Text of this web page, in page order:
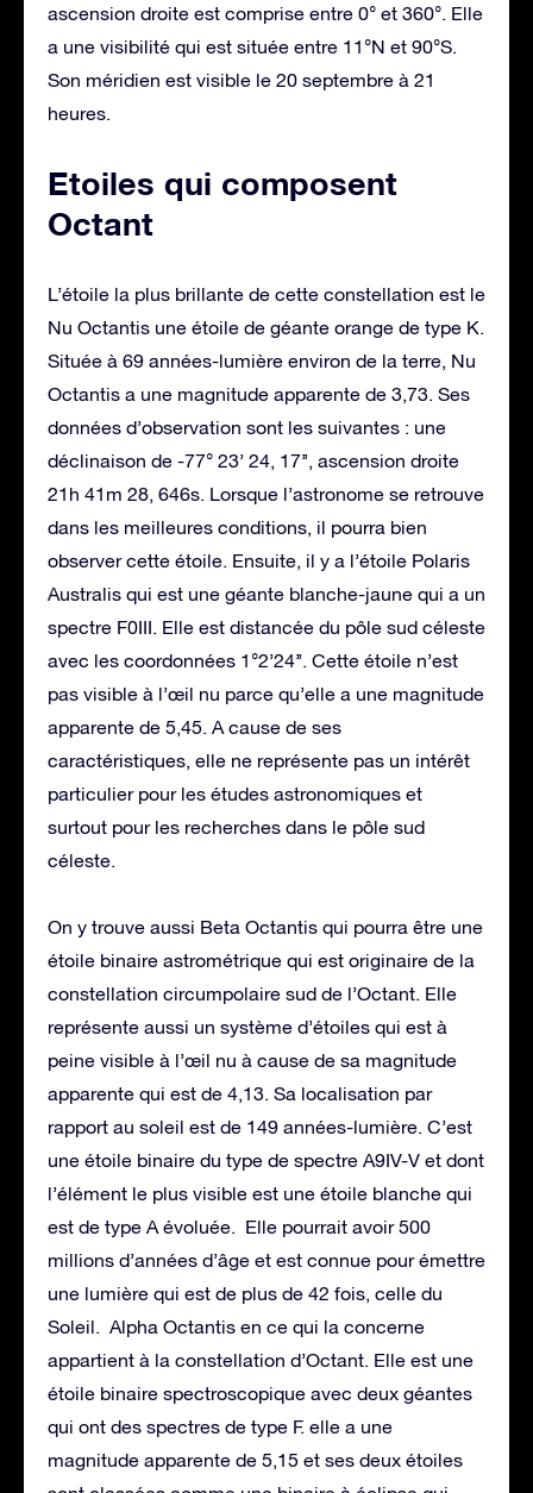
ascension droite est comprise entre 0° et 360°. Elle
a une visibilité qui est située entre 11°N et 90°S.
Son méridien est visible le 20 septembre à 21
heures.
Etoiles qui composent
Octant
L’étoile la plus brillante de cette constellation est le
Nu Octantis une étoile de géante orange de type K.
Située à 69 années-lumière environ de la terre, Nu
Octantis a une magnitude apparente de 3,73. Ses
données d’observation sont les suivantes : une
déclinaison de -77° 23’ 24, 17’’, ascension droite
21h 41m 28, 646s. Lorsque l’astronome se retrouve
dans les meilleures conditions, il pourra bien
observer cette étoile. Ensuite, il y a l’étoile Polaris
Australis qui est une géante blanche-jaune qui a un
spectre F0III. Elle est distancée du pôle sud céleste
avec les coordonnées 1°2’24’’. Cette étoile n’est
pas visible à l’œil nu parce qu’elle a une magnitude
apparente de 5,45. A cause de ses
caractéristiques, elle ne représente pas un intérêt
particulier pour les études astronomiques et
surtout pour les recherches dans le pôle sud
céleste.
On y trouve aussi Beta Octantis qui pourra être une
étoile binaire astrométrique qui est originaire de la
constellation circumpolaire sud de l’Octant. Elle
représente aussi un système d’étoiles qui est à
peine visible à l’œil nu à cause de sa magnitude
apparente qui est de 4,13. Sa localisation par
rapport au soleil est de 149 années-lumière. C’est
une étoile binaire du type de spectre A9IV-V et dont
l’élément le plus visible est une étoile blanche qui
est de type A évoluée. Elle pourrait avoir 500
millions d’années d’âge et est connue pour émettre
une lumière qui est de plus de 42 fois, celle du
Soleil. Alpha Octantis en ce qui la concerne
appartient à la constellation d’Octant. Elle est une
étoile binaire spectroscopique avec deux géantes
qui ont des spectres de type F. elle a une
magnitude apparente de 5,15 et ses deux étoiles